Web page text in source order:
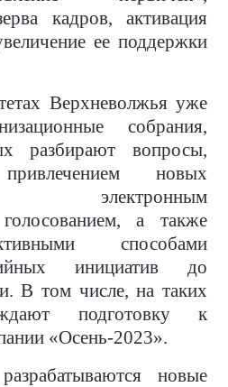
кадров, активация
ее поддержки
Верхневолжья уже
собрания,
разбирают вопросы,
новых
электронным
а также
способами
инициатив до
В том числе, на таких
подготовку к
«Осень-2023».
новые